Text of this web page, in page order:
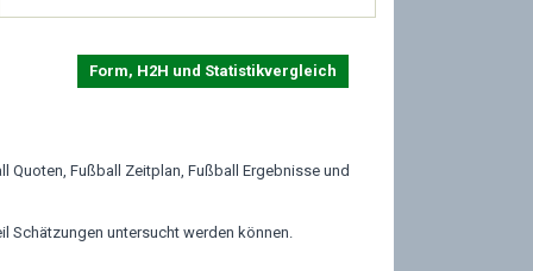
Form, H2H und Statistikvergleich
Quoten, Fußball Zeitplan, Fußball Ergebnisse und
Schätzungen untersucht werden können.